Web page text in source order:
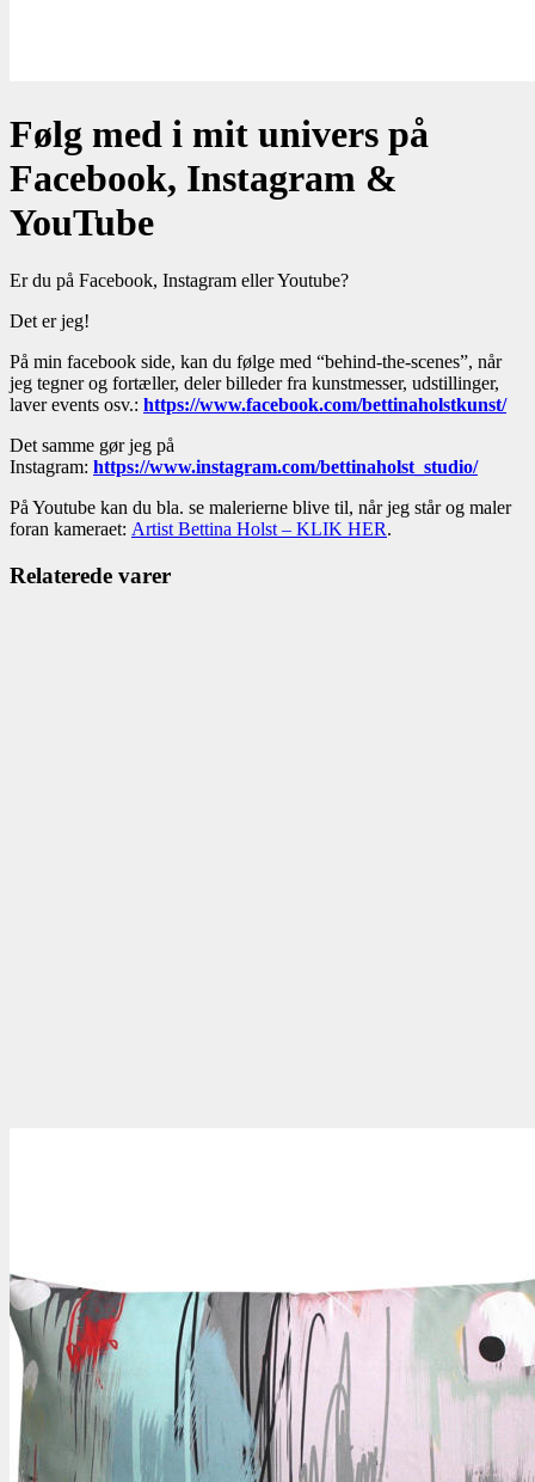
Følg med i mit univers på
Facebook, Instagram &
YouTube
Er du på Facebook, Instagram eller Youtube?
Det er jeg!
På min facebook side, kan du følge med “behind-the-scenes”, når
jeg tegner og fortæller, deler billeder fra kunstmesser, udstillinger,
laver events osv.: https://www.facebook.com/bettinaholstkunst/
Det samme gør jeg på
Instagram: https://www.instagram.com/bettinaholst_studio/
På Youtube kan du bla. se malerierne blive til, når jeg står og maler
foran kameraet: Artist Bettina Holst – KLIK HER.
Relaterede varer